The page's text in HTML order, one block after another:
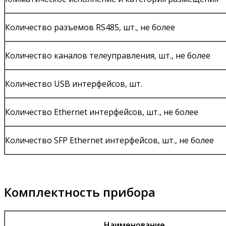
Количество разъемов RS485, шт., не более
Количество каналов телеуправления, шт., не более
Количество USB интерфейсов, шт.
Количество Ethernet интерфейсов, шт., не более
Количество SFP Ethernet интерфейсов, шт., не более
Комплектность прибора